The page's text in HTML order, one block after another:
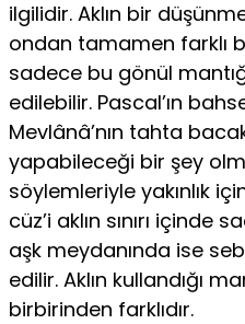
ilgilidir. Aklın bir
ondan tamamen farklı
sade­ce bu gönül
edilebilir. Pascal’ın
Mevlânâ’nın tahta
yapabileceği bir şey
söylemleriyle yakınlık
cüz’i aklın sınırı
aşk meydanında ise
edilir. Aklın kullandığı
birbirinden farklıdır.